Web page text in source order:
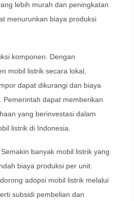
lebih murah dan peningkatan
menurunkan biaya produksi
komponen. Dengan
mobil listrik secara lokal,
dapat dikurangi dan biaya
Pemerintah dapat memberikan
yang berinvestasi dalam
listrik di Indonesia.
banyak mobil listrik yang
biaya produksi per unit.
adopsi mobil listrik melalui
subsidi pembelian dan